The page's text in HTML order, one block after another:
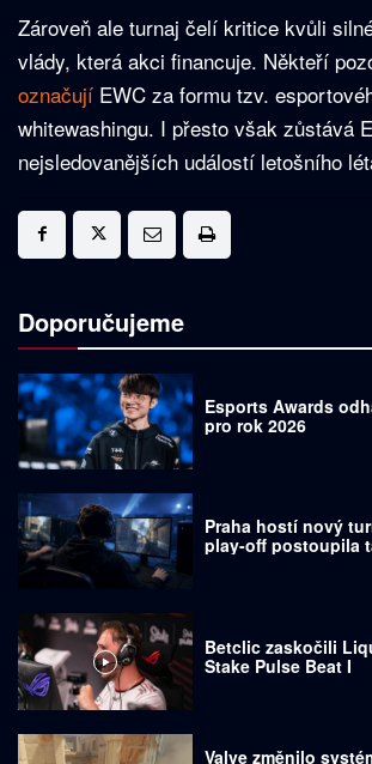
Zároveň ale turnaj čelí kritice kvůli
vlády, která akci financuje. Někteří
označují EWC za formu tzv.
whitewashingu. I přesto však zůstává
nejsledovanějších událostí letošního
Doporučujeme
Esports Awards
pro rok 2026
Praha hostí nový
play-off postoupila
Betclic zaskočili
Stake Pulse Beat I
Valve změnilo